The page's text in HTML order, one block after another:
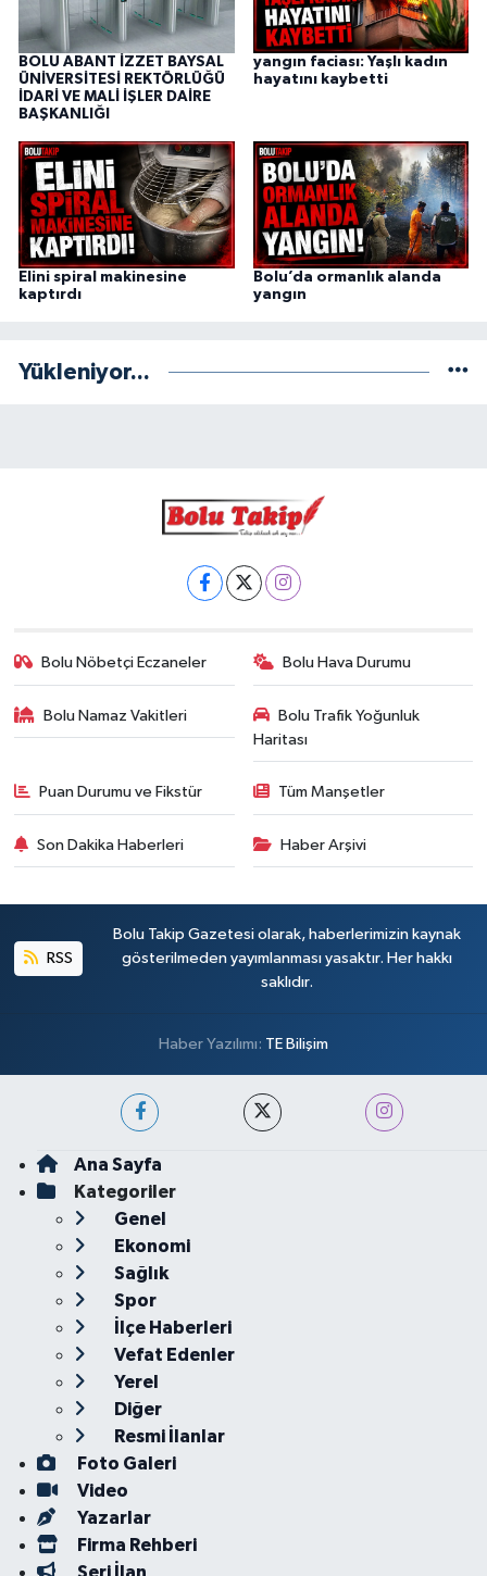
BOLU ABANT İZZET BAYSAL
ÜNİVERSİTESİ REKTÖRLÜĞÜ
İDARİ VE MALİ İŞLER DAİRE
BAŞKANLIĞI
yangın faciası: Yaşlı kadın
hayatını kaybetti
Elini spiral makinesine
kaptırdı
Bolu’da ormanlık alanda
yangın
Yükleniyor...
Bolu Nöbetçi Eczaneler Bolu Hava Durumu
Bolu Namaz Vakitleri
Bolu Trafik Yoğunluk
Haritası
Puan Durumu ve Fikstür Tüm Manşetler
Son Dakika Haberleri Haber Arşivi
RSS
Bolu Takip Gazetesi olarak, haberlerimizin kaynak
gösterilmeden yayımlanması yasaktır. Her hakkı
saklıdır.
Haber Yazılımı: TE Bilişim
Ana Sayfa
Kategoriler
Genel
Ekonomi
Sağlık
Spor
İlçe Haberleri
Vefat Edenler
Yerel
Diğer
Resmi İlanlar
Foto Galeri
Video
Yazarlar
Firma Rehberi
Seri İlan